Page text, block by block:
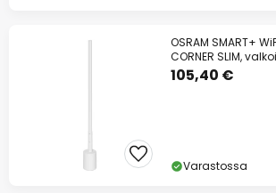
OSRAM SMART+
CORNER SLIM,
105,40 €
Varastossa